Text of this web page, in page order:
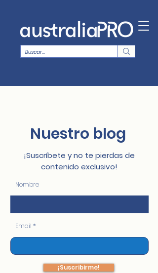
Nuestro blog
¡Suscríbete y no te pierdas de
contenido exclusivo!
Nombre
Email
¡Suscribirme!